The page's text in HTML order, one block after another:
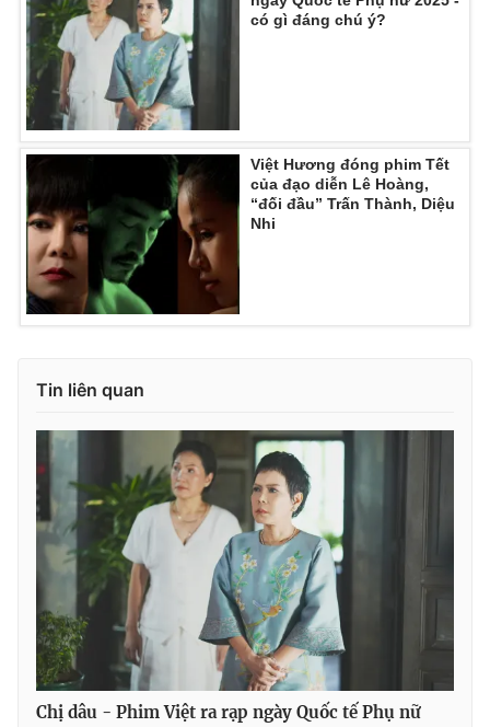
có gì đáng chú ý?
Việt Hương đóng phim Tết
của đạo diễn Lê Hoàng,
“đối đầu” Trấn Thành, Diệu
Nhi
Tin liên quan
Chị dâu - Phim Việt ra rạp ngày Quốc tế Phụ nữ